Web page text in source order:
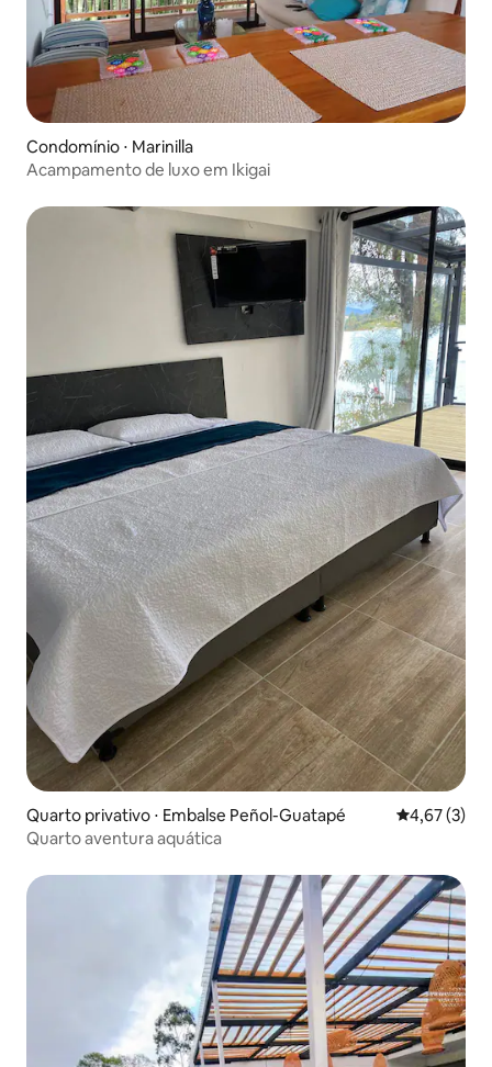
Condomínio ⋅ Marinilla
Acampamento de luxo em Ikigai
Quarto privativo ⋅ Embalse Peñol-Guatapé 4,67 de
4,67 (3)
Quarto aventura aquática